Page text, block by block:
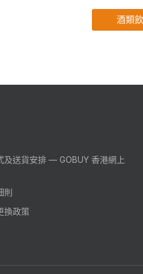
及送貨安排 — GOBUY 香港網上
則
換政策